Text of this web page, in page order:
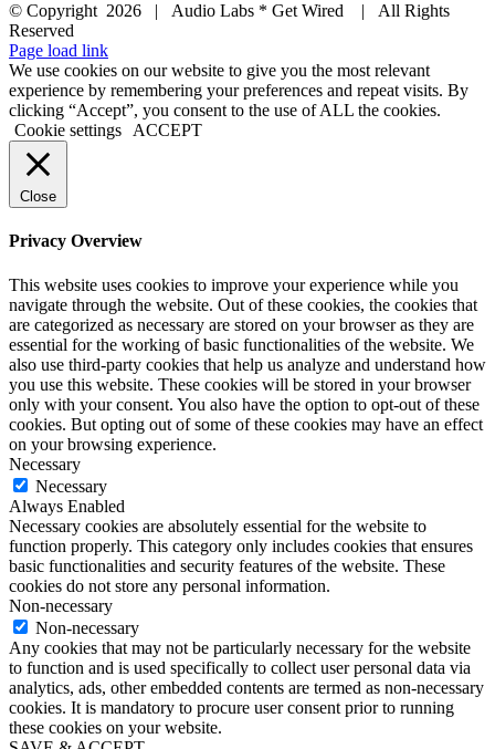
© Copyright 2026 | Audio Labs * Get Wired | All Rights
Reserved
Facebook
Instagram
YouTube
LinkedIn
X
Page load link
We use cookies on our website to give you the most relevant
experience by remembering your preferences and repeat visits. By
clicking “Accept”, you consent to the use of ALL the cookies.
Cookie settings
ACCEPT
Close
Privacy Overview
This website uses cookies to improve your experience while you
navigate through the website. Out of these cookies, the cookies that
are categorized as necessary are stored on your browser as they are
essential for the working of basic functionalities of the website. We
also use third-party cookies that help us analyze and understand how
you use this website. These cookies will be stored in your browser
only with your consent. You also have the option to opt-out of these
cookies. But opting out of some of these cookies may have an effect
on your browsing experience.
Necessary
Necessary
Always Enabled
Necessary cookies are absolutely essential for the website to
function properly. This category only includes cookies that ensures
basic functionalities and security features of the website. These
cookies do not store any personal information.
Non-necessary
Non-necessary
Any cookies that may not be particularly necessary for the website
to function and is used specifically to collect user personal data via
analytics, ads, other embedded contents are termed as non-necessary
cookies. It is mandatory to procure user consent prior to running
these cookies on your website.